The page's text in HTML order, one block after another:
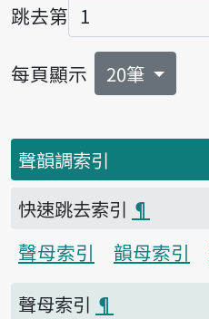
跳去第
頁碼
每頁顯示 20筆
聲韻調索引
快速跳去索引 ¶
聲母索引
韻母索引
聲母索引 ¶